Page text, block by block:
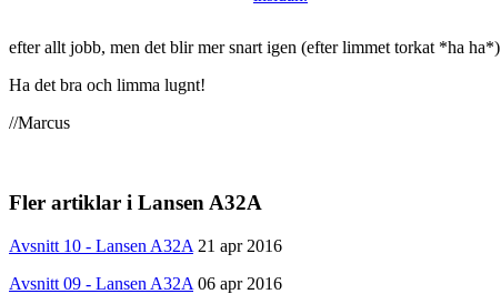
efter allt jobb, men det blir mer snart igen (efter limmet torkat *ha ha*)
Ha det bra och limma lugnt!
//Marcus
Fler artiklar i Lansen A32A
Avsnitt 10 - Lansen A32A 21 apr 2016
Avsnitt 09 - Lansen A32A 06 apr 2016